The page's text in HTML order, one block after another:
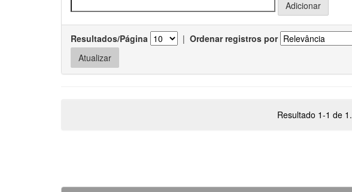
Resultados/Página | Ordenar registros por
Resultado 1-1 de 1.